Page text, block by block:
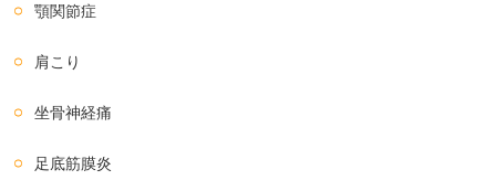
顎関節症
肩こり
坐骨神経痛
足底筋膜炎